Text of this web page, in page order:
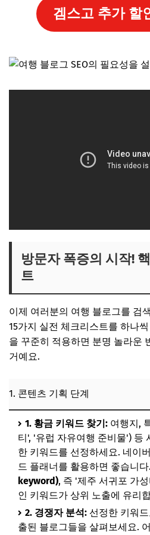
겜스고 추가 할
방문자 폭증의 시작!
트
이제 여러분의 여행 블로그를 검
15가지 실전 체크리스트를 하나
을 꾸준히 적용하면 분명 놀라운
거예요.
1. 콘텐츠 기획 단계
1. 황금 키워드 찾기: 여행지,
티', '유럽 자유여행 준비물') 등
한 키워드를 선정하세요. 네이
드 플래너를 활용하면 좋습니다.
keyword), 즉 '제주 서귀포 가
인 키워드가 상위 노출에 유리
2. 경쟁자 분석: 선정한 키워
출된 블로그들을 살펴보세요.